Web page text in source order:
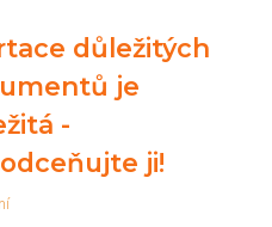
důležitých
je
-
ji!